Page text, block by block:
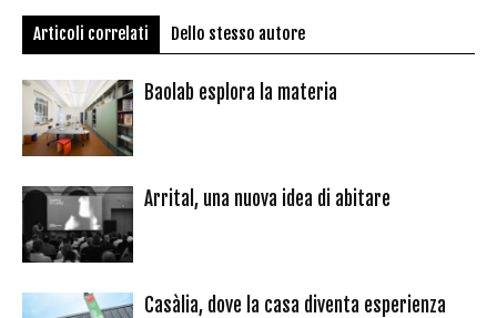
Articoli correlati Dello stesso autore
Baolab esplora la materia
Arrital, una nuova idea di abitare
Casàlia, dove la casa diventa esperienza